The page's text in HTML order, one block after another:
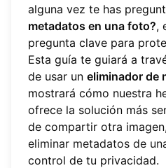
alguna vez te has
metadatos en una foto?,
pregunta clave para
Esta guía te guiará a
de usar un eliminador de
mostrará cómo nuestra
ofrece la solución más
de compartir otra
eliminar metadatos de
control de tu privacidad.